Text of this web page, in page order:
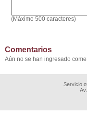
(Máximo 500 caracteres)
Comentarios
Aún no se han ingresado
Servicio